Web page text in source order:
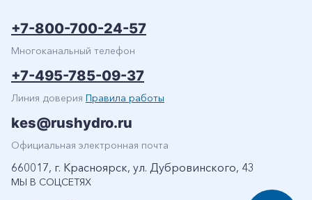
МЫ В СОЦСЕТЯХ
+7-800-700-24-57
Многоканальный телефон
+7-495-785-09-37
Линия доверия Правила работы
kes@rushydro.ru
Официальная электронная почта
660017, г. Красноярск, ул. Дубровинского, 43